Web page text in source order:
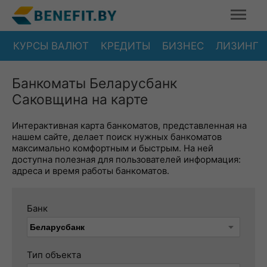
КУРСЫ ВАЛЮТ КРЕДИТЫ БИЗНЕС ЛИЗИНГ
Банкоматы Беларусбанк
Саковщина на карте
Интерактивная карта банкоматов, представленная на
нашем сайте, делает поиск нужных банкоматов
максимально комфортным и быстрым. На ней
доступна полезная для пользователей информация:
адреса и время работы банкоматов.
Банк
Тип объекта